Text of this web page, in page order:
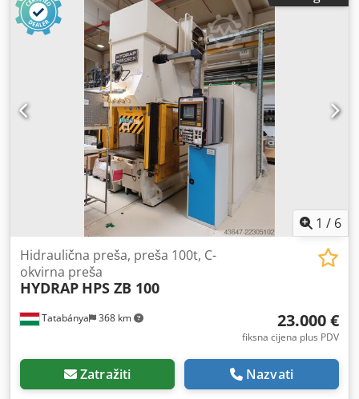
Pritisak povlačnog jastuka u klipu 80 t Hod povlačnog
jastuka u klipu 160 mm Credpfx Alezrptns Ijf Površina klipa
3500 x 1800 mm Bočni prolaz kroz stupove 1900 mm
Težina 100,0 t Prostor (ŠxD) 5,3 x 4,3 m Visina iznad poda
7,3 m Visina ispod poda 5,0 - 6,0 m Godina proizvodnje
1970 – remont 1998 S uljno-hidrauličkim pogonom,
hidraulički upravljanim povlačnim jastukom u stolu i klipu,
hidrauličkom amortizacijom rezanja, klizni stol (bez
tračnica za pomični stol) Visina ispod poda cca 5 - 6 m
Demontirano i uskladišteno – video kod prodavatelja prije
demontaže dostupan.
1 / 6
Tatabánya 368 km
Hidraulična preša, preša 100t, C-
okvirna preša
HYDRAP HPS ZB 100
23.000 €
fiksna cijena plus PDV
Zatražiti Nazvati